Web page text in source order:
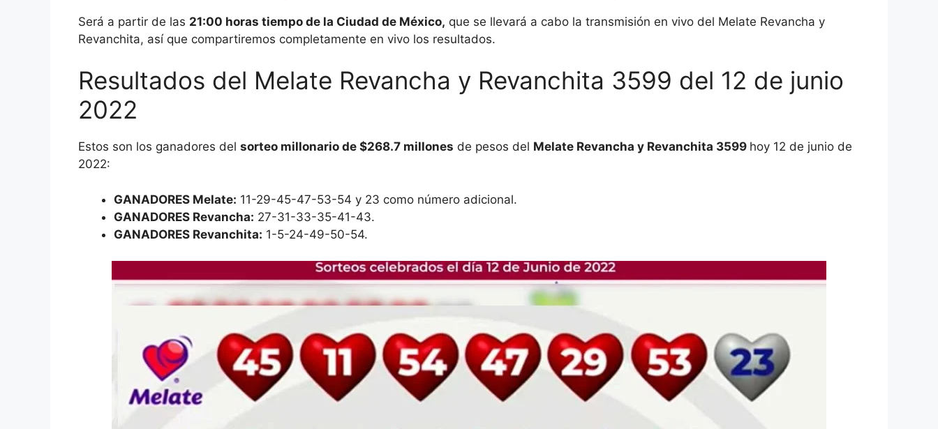
Será a partir de las 21:00 horas tiempo de la Ciudad de México, que se llevará a cabo la transmisión en vivo del Melate Revancha y
Revanchita, así que compartiremos completamente en vivo los resultados.
Resultados del Melate Revancha y Revanchita 3599 del 12 de junio
2022
Estos son los ganadores del sorteo millonario de $268.7 millones de pesos del Melate Revancha y Revanchita 3599 hoy 12 de junio de
2022:
GANADORES Melate: 11-29-45-47-53-54 y 23 como número adicional.
GANADORES Revancha: 27-31-33-35-41-43.
GANADORES Revanchita: 1-5-24-49-50-54.